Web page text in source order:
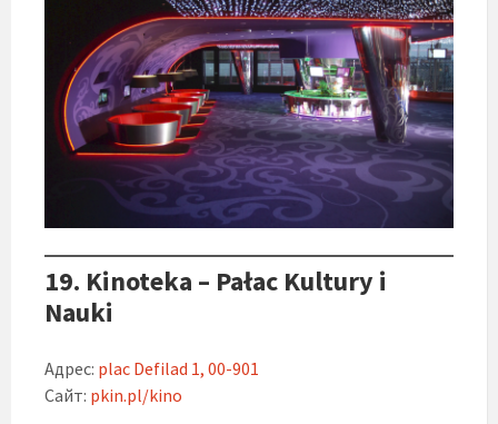
19. Kinoteka – Pałac Kultury i
Nauki
Адрес: plac Defilad 1, 00-901
Сайт: pkin.pl/kino